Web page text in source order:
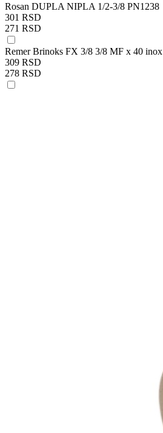
Rosan DUPLA NIPLA 1/2-3/8 PN1238
301 RSD
271 RSD
Remer Brinoks FX 3/8 3/8 MF x 40 inox
309 RSD
278 RSD